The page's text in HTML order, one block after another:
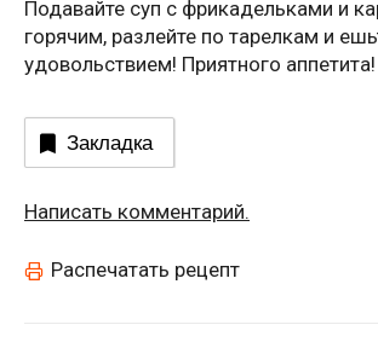
Подавайте суп с фрикадельками и
горячим, разлейте по тарелкам и
удовольствием! Приятного аппетита!
Закладка
Написать комментарий.
Распечатать рецепт